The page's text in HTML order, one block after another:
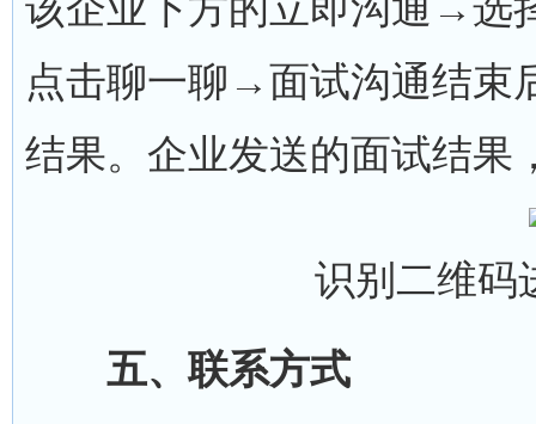
该企业下方的立即沟通→选
点击聊一聊→面试沟通结束
结果。企业发送的面试结果
识别二维码
五、联系方式